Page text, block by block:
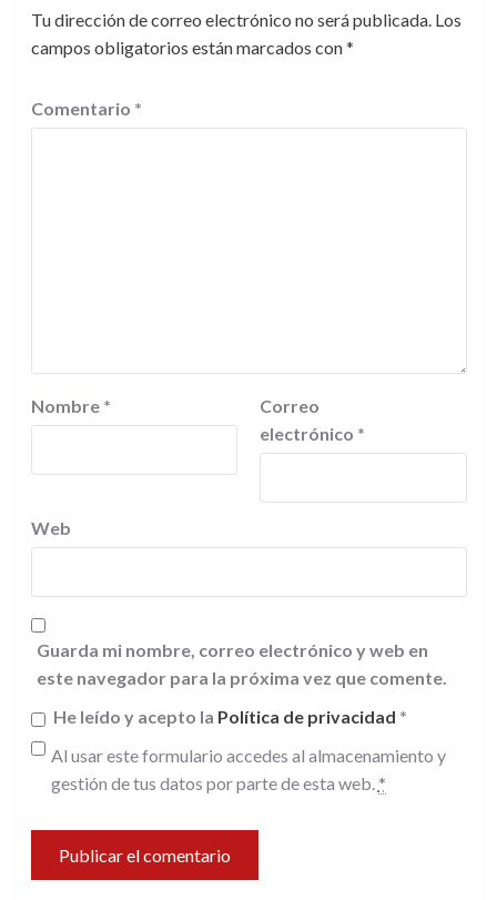
Tu dirección de correo electrónico no será publicada. Los
campos obligatorios están marcados con*
Comentario *
Nombre *
Correo
electrónico *
Web
Guarda mi nombre, correo electrónico y web en
este navegador para la próxima vez que comente.
He leído y acepto la Política de privacidad *
Al usar este formulario accedes al almacenamiento y
gestión de tus datos por parte de esta web. *